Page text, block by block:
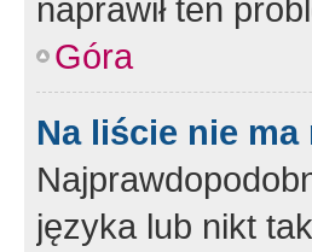
naprawił ten
Góra
Na liście nie
języka lub nikt